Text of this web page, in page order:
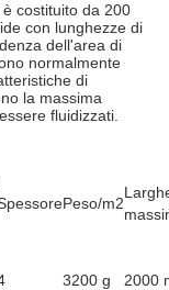
costituito da 200
con lunghezze di
dell'area di
normalmente
di
la massima
fluidizzati.
Peso/m2
3200 g 2000